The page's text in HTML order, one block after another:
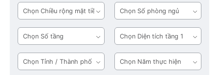
công
trình
thiết
kế
Chiều
rộng
mặt
tiền
Số
phòng
ngủ
Số
tầng
Diện
tích
tầng
1
Tỉnh
/
Năm
thực